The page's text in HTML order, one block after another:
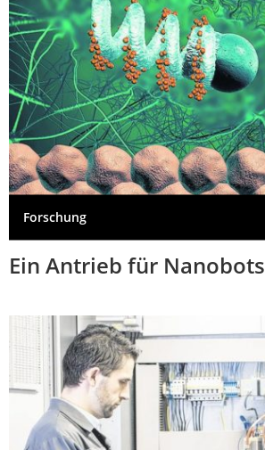
Forschung
Ein Antrieb für Nanobots